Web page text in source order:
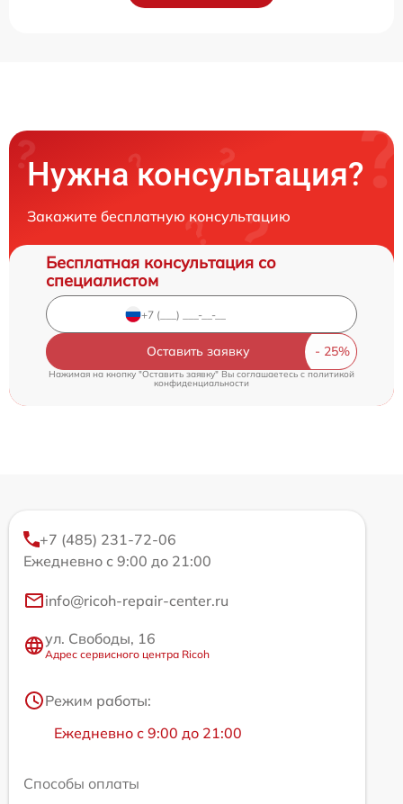
Нужна консультация?
Закажите бесплатную консультацию
Бесплатная консультация со
специалистом
Оставить заявку
Нажимая на кнопку "Оставить заявку" Вы соглашаетесь c политикой
конфиденциальности
+7 (485) 231-72-06
Ежедневно с 9:00 до 21:00
info@ricoh-repair-center.ru
ул. Свободы, 16
Адрес сервисного центра Ricoh
Режим работы:
Ежедневно с 9:00 до 21:00
Способы оплаты